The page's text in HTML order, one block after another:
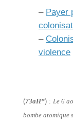
– Payer
–
violence
(73aH*) : Le 6
bombe atomique